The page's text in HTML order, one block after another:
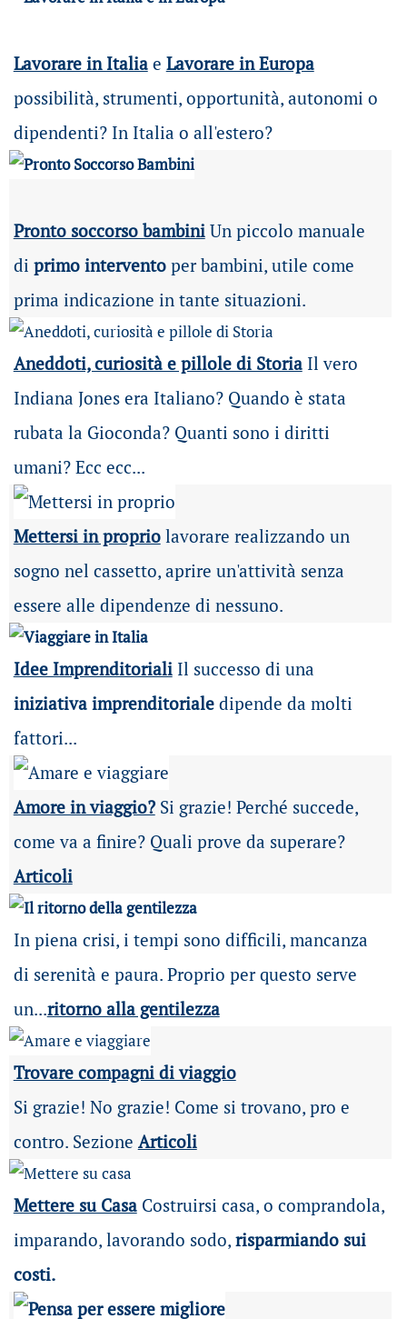
Lavorare in Italia e Lavorare in Europa
possibilità, strumenti, opportunità, autonomi o
dipendenti? In Italia o all'estero?
Pronto soccorso bambiniUn piccolo manuale
di primo interventoper bambini, utile come
prima indicazione in tante situazioni.
Aneddoti, curiosità e pillole di Storia Il vero
Indiana Jones era Italiano? Quando è stata
rubata la Gioconda? Quanti sono i diritti
umani? Ecc ecc...
Mettersi in propriolavorare realizzando un
sogno nel cassetto, aprire un'attività senza
essere alle dipendenze di nessuno.
Idee ImprenditorialiIl successo di una
iniziativa imprenditorialedipende da molti
fattori...
Amore in viaggio?Si grazie! Perché succede,
come va a finire? Quali prove da superare?
Articoli
In piena crisi, i tempi sono difficili, mancanza
di serenità e paura. Proprio per questo serve
un...ritorno alla gentilezza
Trovare compagni di viaggio
Si grazie! No grazie! Come si trovano, pro e
contro. Sezione Articoli
Mettere su Casa Costruirsi casa, o comprandola,
imparando, lavorando sodo, risparmiando sui
costi.